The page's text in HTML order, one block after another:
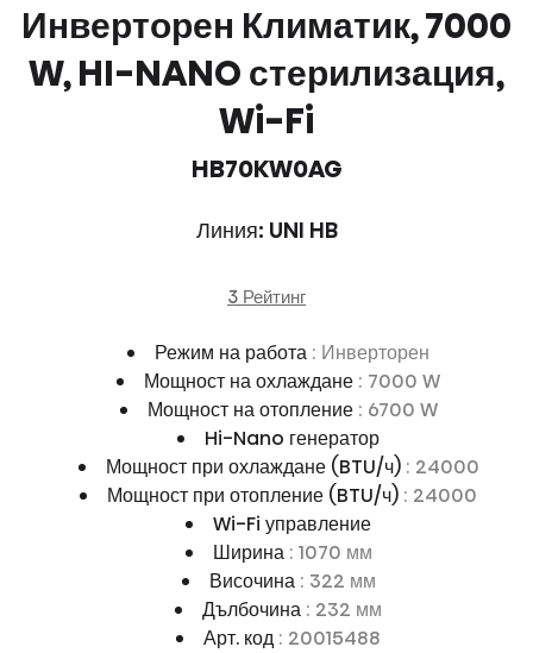
Инверторен Климатик, 7000
W, HI-NANO стерилизация,
Wi-Fi
HB70KW0AG
Линия: UNI HB
3 Рейтинг
Режим на работа : Инверторен
Мощност на охлаждане : 7000 W
Мощност на отопление : 6700 W
Hi-Nano генератор
Мощност при охлаждане (BTU/ч) : 24000
Мощност при отопление (BTU/ч) : 24000
Wi-Fi управление
Ширина : 1070 мм
Височина : 322 мм
Дълбочина : 232 мм
Арт. код : 20015488